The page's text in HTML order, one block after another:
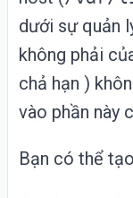
dưới sự quản
không phải
chả hạn )
vào phần này
Bạn có thể